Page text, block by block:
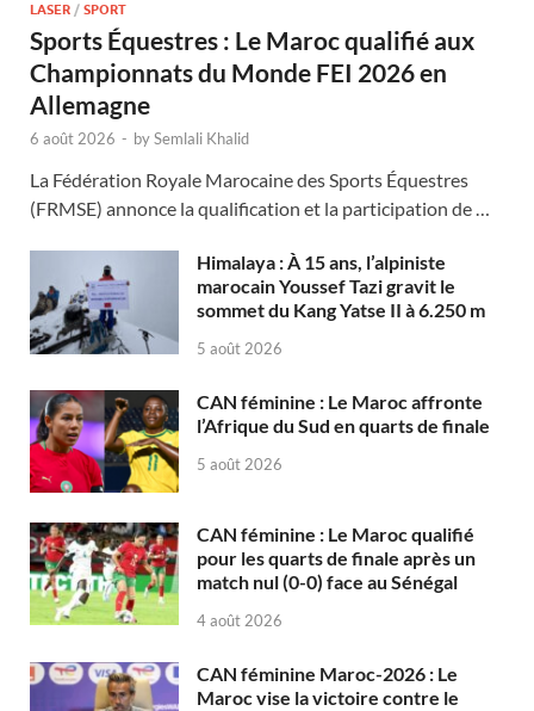
LASER / SPORT
Sports Équestres : Le Maroc qualifié aux
Championnats du Monde FEI 2026 en
Allemagne
6 août 2026 - bySemlali Khalid
La Fédération Royale Marocaine des Sports Équestres
(FRMSE) annonce la qualification et la participation de …
Himalaya : À 15 ans, l’alpiniste
marocain Youssef Tazi gravit le
sommet du Kang Yatse II à 6.250 m
5 août 2026
CAN féminine : Le Maroc affronte
l’Afrique du Sud en quarts de finale
5 août 2026
CAN féminine : Le Maroc qualifié
pour les quarts de finale après un
match nul (0-0) face au Sénégal
4 août 2026
CAN féminine Maroc-2026 : Le
Maroc vise la victoire contre le